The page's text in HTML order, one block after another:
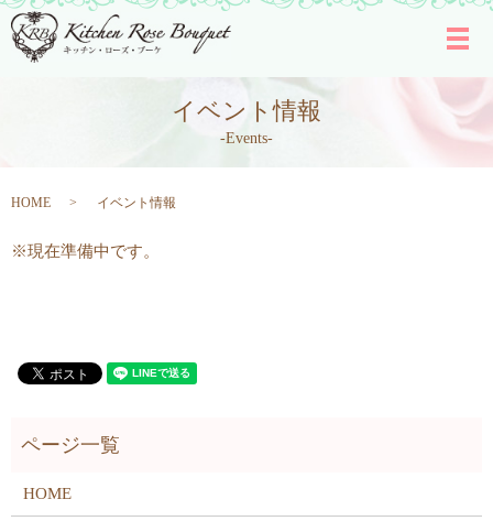
メ
イベント情報
-Events-
HOME イベント情報
※現在準備中です。
HOME